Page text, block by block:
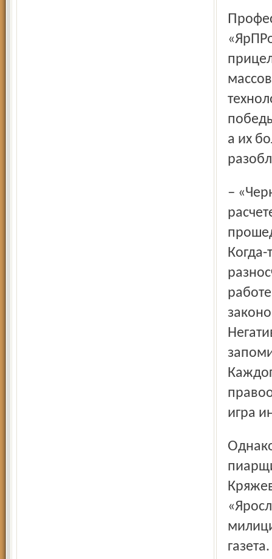
Профессиональный психолог, директор агентства
а их
– «Черный пиар» основан на тонком психологическом
игра
Однако правовым путем пресечь действия «черных